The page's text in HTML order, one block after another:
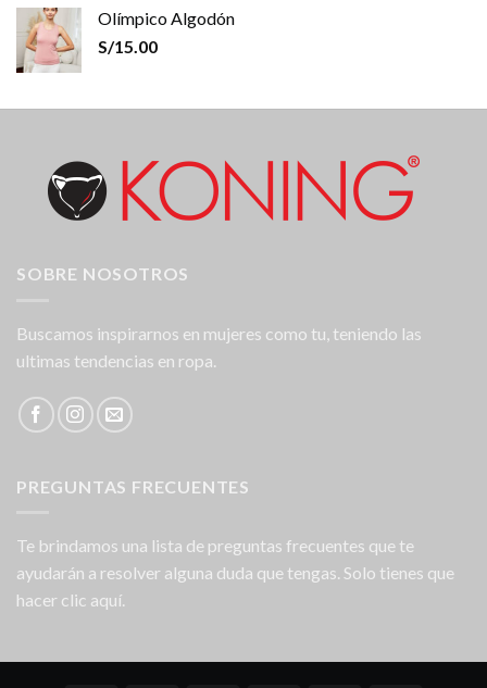
Olímpico Algodón
S/15.00
SOBRE NOSOTROS
Buscamos inspirarnos en mujeres como tu, teniendo las
ultimas tendencias en ropa.
PREGUNTAS FRECUENTES
Te brindamos una lista de preguntas frecuentes que te
ayudarán a resolver alguna duda que tengas. Solo tienes que
hacer clic aquí.